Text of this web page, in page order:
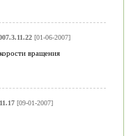
[01-06-2007]
вращения
[09-01-2007]